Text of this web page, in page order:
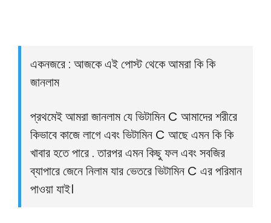
একনজরে : আজকে এই পোস্ট থেকে আমরা কি কি
জানলাম
প্রথমেই আমরা জানলাম যে ভিটামিন C আমাদের শরীরে
কিভাবে কাজে লাগে এবং ভিটামিন C আছে এমন কি কি
খাবার হতে পারে . তারপর এমন কিছু ফল এবং সবজির
ব্যাপারে জেনে নিলাম যার ভেতরে ভিটামিন C এর পরিমান
পাওয়া যাই।